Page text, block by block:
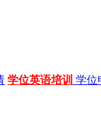
学位英语培训 学位